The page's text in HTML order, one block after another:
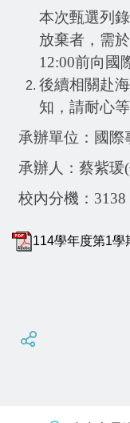
本次甄選列
放棄者，需於
12:00前向國
後續相關赴
知，請耐心等
承辦單位：國際
承辦人：蔡紫瑗(
校內分機： 3138
114學年度第1學